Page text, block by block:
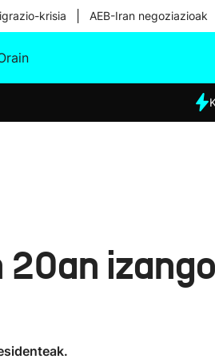
krisia AEB-Iran negoziazioak
Eguraldia